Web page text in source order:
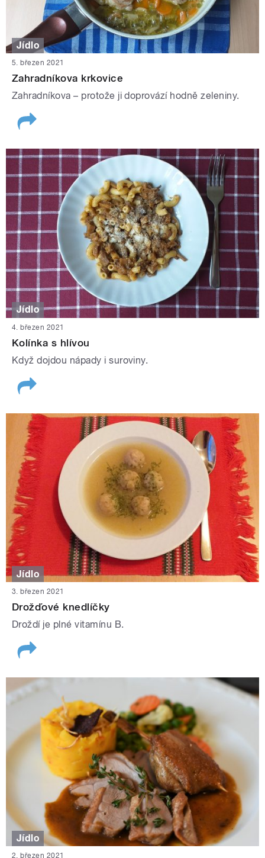
Jídlo
5. březen 2021
Zahradníkova krkovice
Zahradníkova – protože ji doprovází hodně zeleniny.
Jídlo
4. březen 2021
Kolínka s hlívou
Když dojdou nápady i suroviny.
Jídlo
3. březen 2021
Drožďové knedlíčky
Droždí je plné vitamínu B.
Jídlo
2. březen 2021